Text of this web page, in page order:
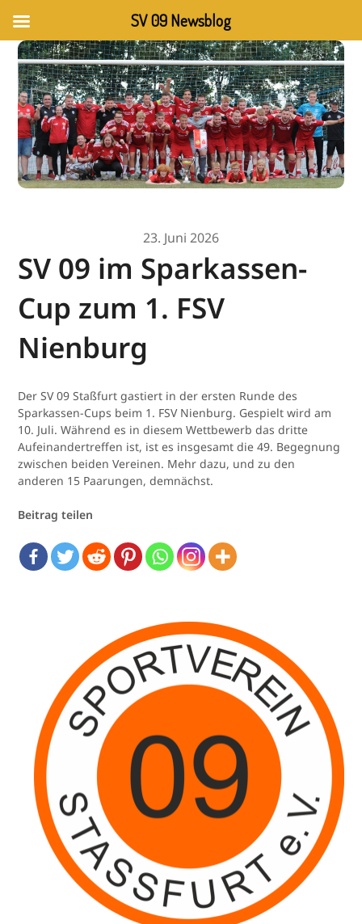
23. Juni 2026
SV 09 im Sparkassen-
Cup zum 1. FSV
Nienburg
Der SV 09 Staßfurt gastiert in der ersten Runde des
Sparkassen-Cups beim 1. FSV Nienburg. Gespielt wird am
10. Juli. Während es in diesem Wettbewerb das dritte
Aufeinandertreffen ist, ist es insgesamt die 49. Begegnung
zwischen beiden Vereinen. Mehr dazu, und zu den
anderen 15 Paarungen, demnächst.
Beitrag teilen
SV 09 Newsblog